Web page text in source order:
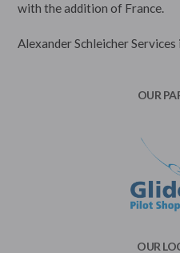
with the addition of France.
Alexander Schleicher
OUR
OUR